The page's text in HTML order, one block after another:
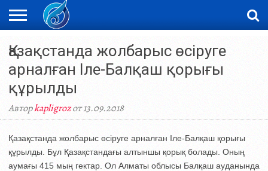
НОВОСТИ
ВИДЕО
ФОТОРЕПОРТАЖИ
ОРКЕН
LIVETV
Қазақстанда жолбарыс өсіруге
арналған Іле-Балқаш қорығы
құрылды
Авторkapligrozот 13.09.2018
Қазақстанда жолбарыс өсіруге арналған Іле-Балқаш қорығы
құрылды. Бұл Қазақстандағы алтыншы қорық болады. Оның
аумағы 415 мың гектар. Ол Алматы облысы Балқаш ауданында